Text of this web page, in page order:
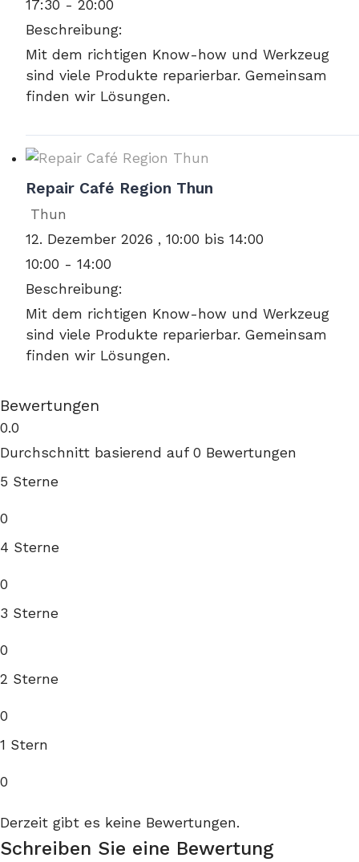
17:30 - 20:00
Beschreibung:
Mit dem richtigen Know-how und Werkzeug
sind viele Produkte reparierbar. Gemeinsam
finden wir Lösungen.
Repair Café Region Thun
Thun
12. Dezember 2026 , 10:00 bis 14:00
10:00 - 14:00
Beschreibung:
Mit dem richtigen Know-how und Werkzeug
sind viele Produkte reparierbar. Gemeinsam
finden wir Lösungen.
Bewertungen
0.0
Durchschnitt basierend auf 0 Bewertungen
5 Sterne
0
4 Sterne
0
3 Sterne
0
2 Sterne
0
1 Stern
0
Derzeit gibt es keine Bewertungen.
Schreiben Sie eine Bewertung